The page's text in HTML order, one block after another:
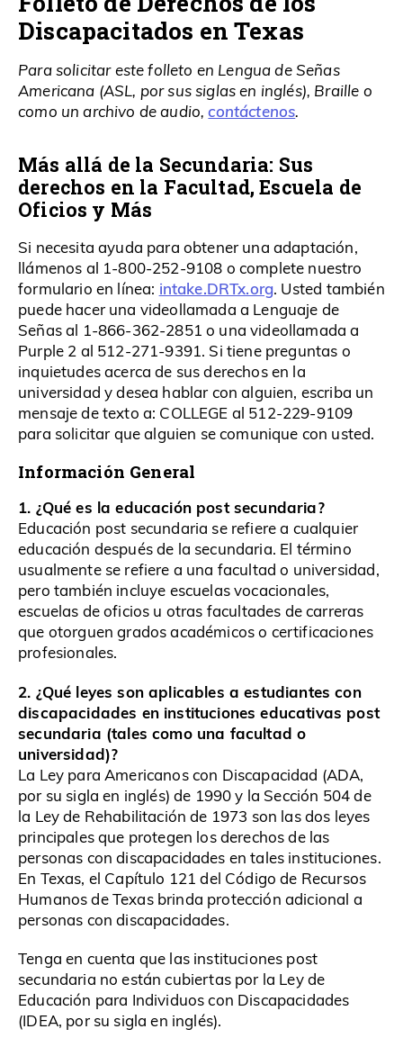
Discapacitados en Texas
Para solicitar este folleto en Lengua de Señas
Americana (ASL, por sus siglas en inglés), Braille o
como un archivo de audio,contáctenos.
Más allá de la Secundaria: Sus
derechos en la Facultad, Escuela de
Oficios y Más
Si necesita ayuda para obtener una adaptación,
llámenos al 1-800-252-9108 o complete nuestro
formulario en línea: intake.DRTx.org. Usted también
puede hacer una videollamada a Lenguaje de
Señas al 1-866-362-2851 o una videollamada a
Purple 2 al 512-271-9391. Si tiene preguntas o
inquietudes acerca de sus derechos en la
universidad y desea hablar con alguien, escriba un
mensaje de texto a: COLLEGE al 512-229-9109
para solicitar que alguien se comunique con usted.
Información General
1. ¿Qué es la educación post secundaria?
Educación post secundaria se refiere a cualquier
educación después de la secundaria. El término
usualmente se refiere a una facultad o universidad,
pero también incluye escuelas vocacionales,
escuelas de oficios u otras facultades de carreras
que otorguen grados académicos o certificaciones
profesionales.
2. ¿Qué leyes son aplicables a estudiantes con
discapacidades en instituciones educativas post
secundaria (tales como una facultad o
universidad)?
La Ley para Americanos con Discapacidad (ADA,
por su sigla en inglés) de 1990 y la Sección 504 de
la Ley de Rehabilitación de 1973 son las dos leyes
principales que protegen los derechos de las
personas con discapacidades en tales instituciones.
En Texas, el Capítulo 121 del Código de Recursos
Humanos de Texas brinda protección adicional a
personas con discapacidades.
Tenga en cuenta que las instituciones post
secundaria no están cubiertas por la Ley de
Educación para Individuos con Discapacidades
(IDEA, por su sigla en inglés).